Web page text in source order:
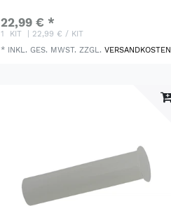
22,99 € *
1 KIT
| 22,99 € / KIT
* INKL. GES. MWST. ZZGL.VERSANDKOSTEN